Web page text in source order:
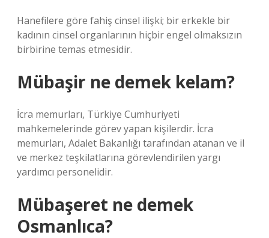
Hanefilere göre fahiş cinsel ilişki; bir erkekle bir
kadının cinsel organlarının hiçbir engel olmaksızın
birbirine temas etmesidir.
Mübaşir ne demek kelam?
İcra memurları, Türkiye Cumhuriyeti
mahkemelerinde görev yapan kişilerdir. İcra
memurları, Adalet Bakanlığı tarafından atanan ve il
ve merkez teşkilatlarına görevlendirilen yargı
yardımcı personelidir.
Mübaşeret ne demek
Osmanlıca?